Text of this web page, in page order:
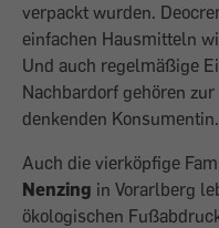
verpackt wurden.
einfachen Hausmitteln
Und auch regelmäßige
Nachbardorf gehören
denkenden Konsumentin.
Auch die vierköpfige
Nenzing in Vorarlberg
ökologischen